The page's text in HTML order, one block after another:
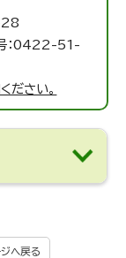
28
：0422-51-
ださい。
ジへ戻る